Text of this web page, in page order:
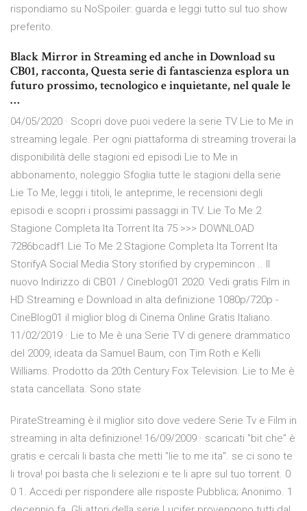
rispondiamo su NoSpoiler: guarda e leggi tutto sul tuo show
preferito.
Black Mirror in Streaming ed anche in Download su
CB01, racconta, Questa serie di fantascienza esplora un
futuro prossimo, tecnologico e inquietante, nel quale le
…
04/05/2020 · Scopri dove puoi vedere la serie TV Lie to Me in
streaming legale. Per ogni piattaforma di streaming troverai la
disponibilità delle stagioni ed episodi Lie to Me in
abbonamento, noleggio Sfoglia tutte le stagioni della serie
Lie To Me, leggi i titoli, le anteprime, le recensioni degli
episodi e scopri i prossimi passaggi in TV. Lie To Me 2
Stagione Completa Ita Torrent Ita 75 >>> DOWNLOAD
7286bcadf1 Lie To Me 2 Stagione Completa Ita Torrent Ita
StorifyA Social Media Story storified by crypemincon .. Il
nuovo Indirizzo di CB01 / Cineblog01 2020. Vedi gratis Film in
HD Streaming e Download in alta definizione 1080p/720p -
CineBlog01 il miglior blog di Cinema Online Gratis Italiano.
11/02/2019 · Lie to Me è una Serie TV di genere drammatico
del 2009, ideata da Samuel Baum, con Tim Roth e Kelli
Williams. Prodotto da 20th Century Fox Television. Lie to Me è
stata cancellata. Sono state
PirateStreaming è il miglior sito dove vedere Serie Tv e Film in
streaming in alta definizione! 16/09/2009 · scaricati "bit che" è
gratis e cercali li basta che metti "lie to me ita". se ci sono te
li trova! poi basta che li selezioni e te li apre sul tuo torrent. 0
0 1. Accedi per rispondere alle risposte Pubblica; Anonimo. 1